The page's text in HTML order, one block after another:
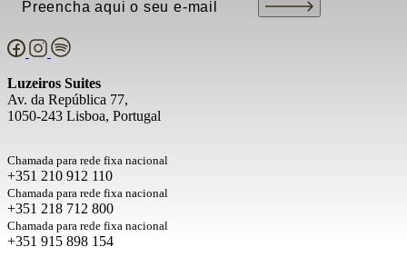
Email(Obrigatório)
Luzeiros Suites
Av. da República 77,
1050-243 Lisboa, Portugal
Chamada para rede fixa nacional
+351 210 912 110
Chamada para rede fixa nacional
+351 218 712 800
Chamada para rede fixa nacional
+351 915 898 154